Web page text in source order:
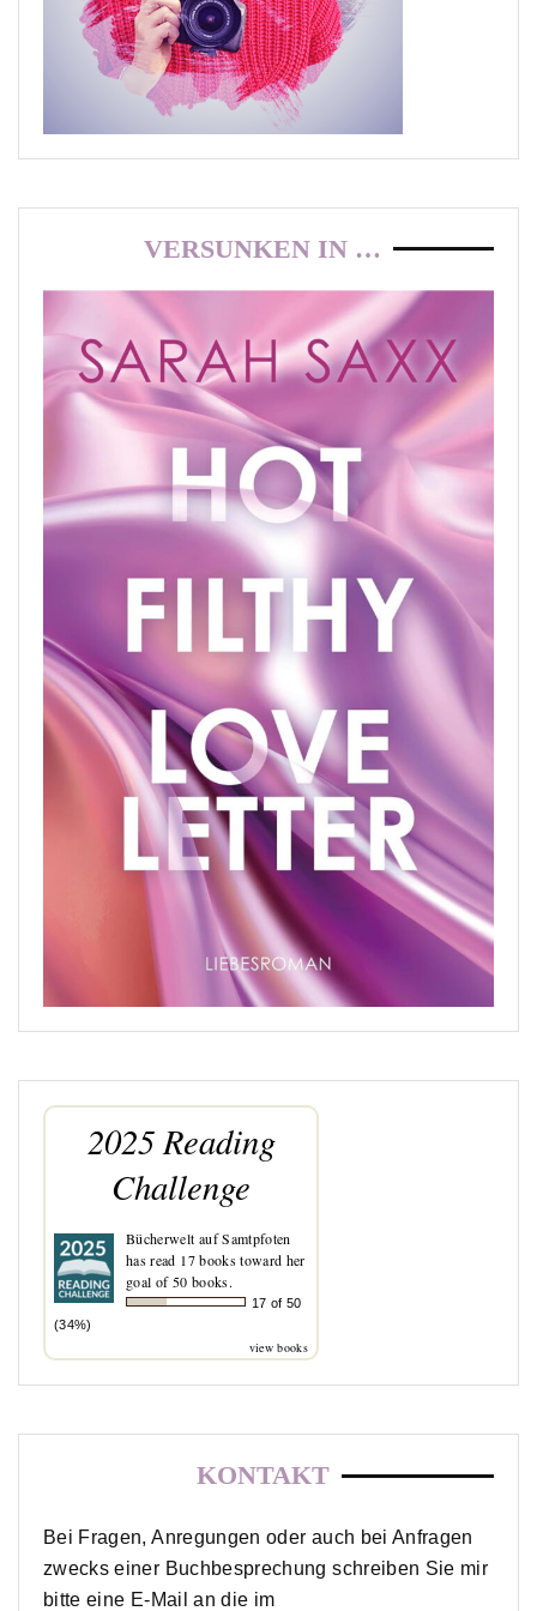
VERSUNKEN IN …
2025 Reading
Challenge
Bücherwelt auf Samtpfoten
has read 17 books toward her
goal of 50 books.
17 of 50
(34%)
view books
KONTAKT
Bei Fragen, Anregungen oder auch bei Anfragen
zwecks einer Buchbesprechung schreiben Sie mir
bitte eine E-Mail an die im